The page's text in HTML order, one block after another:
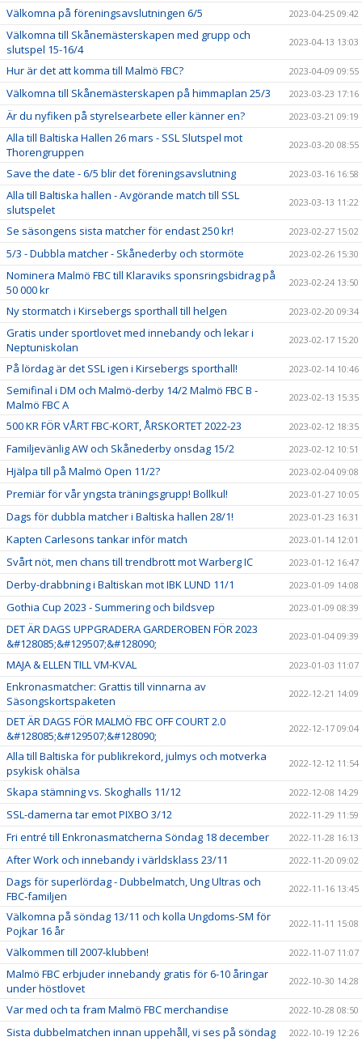
Välkomna på föreningsavslutningen 6/5 2023-04-25 09:42
Välkomna till Skånemästerskapen med grupp och
slutspel 15-16/4
2023-04-13 13:03
Hur är det att komma till Malmö FBC? 2023-04-09 09:55
Välkomna till Skånemästerskapen på himmaplan 25/3 2023-03-23 17:16
Är du nyfiken på styrelsearbete eller känner en? 2023-03-21 09:19
Alla till Baltiska Hallen 26 mars - SSL Slutspel mot
Thorengruppen
2023-03-20 08:55
Save the date - 6/5 blir det föreningsavslutning 2023-03-16 16:58
Alla till Baltiska hallen - Avgörande match till SSL
slutspelet
2023-03-13 11:22
Se säsongens sista matcher för endast 250 kr! 2023-02-27 15:02
5/3 - Dubbla matcher - Skånederby och stormöte 2023-02-26 15:30
Nominera Malmö FBC till Klaraviks sponsringsbidrag på
50 000 kr
2023-02-24 13:50
Ny stormatch i Kirsebergs sporthall till helgen 2023-02-20 09:34
Gratis under sportlovet med innebandy och lekar i
Neptuniskolan
2023-02-17 15:20
På lördag är det SSL igen i Kirsebergs sporthall! 2023-02-14 10:46
Semifinal i DM och Malmö-derby 14/2 Malmö FBC B -
Malmö FBC A
2023-02-13 15:35
500 KR FÖR VÅRT FBC-KORT, ÅRSKORTET 2022-23 2023-02-12 18:35
Familjevänlig AW och Skånederby onsdag 15/2 2023-02-12 10:51
Hjälpa till på Malmö Open 11/2? 2023-02-04 09:08
Premiär för vår yngsta träningsgrupp! Bollkul! 2023-01-27 10:05
Dags för dubbla matcher i Baltiska hallen 28/1! 2023-01-23 16:31
Kapten Carlesons tankar inför match 2023-01-14 12:01
Svårt nöt, men chans till trendbrott mot Warberg IC 2023-01-12 16:47
Derby-drabbning i Baltiskan mot IBK LUND 11/1 2023-01-09 14:08
Gothia Cup 2023 - Summering och bildsvep 2023-01-09 08:39
DET ÄR DAGS UPPGRADERA GARDEROBEN FÖR 2023
&#128085;&#129507;&#128090;
2023-01-04 09:39
MAJA & ELLEN TILL VM-KVAL 2023-01-03 11:07
Enkronasmatcher: Grattis till vinnarna av
Säsongskortspaketen
2022-12-21 14:09
DET ÄR DAGS FÖR MALMÖ FBC OFF COURT 2.0
&#128085;&#129507;&#128090;
2022-12-17 09:04
Alla till Baltiska för publikrekord, julmys och motverka
psykisk ohälsa
2022-12-12 11:54
Skapa stämning vs. Skoghalls 11/12 2022-12-08 14:29
SSL-damerna tar emot PIXBO 3/12 2022-11-29 11:59
Fri entré till Enkronasmatcherna Söndag 18 december 2022-11-28 16:13
After Work och innebandy i världsklass 23/11 2022-11-20 09:02
Dags för superlördag - Dubbelmatch, Ung Ultras och
FBC-familjen
2022-11-16 13:45
Välkomna på söndag 13/11 och kolla Ungdoms-SM för
Pojkar 16 år
2022-11-11 15:08
Välkommen till 2007-klubben! 2022-11-07 11:07
Malmö FBC erbjuder innebandy gratis för 6-10 åringar
under höstlovet
2022-10-30 14:28
Var med och ta fram Malmö FBC merchandise 2022-10-28 08:50
Sista dubbelmatchen innan uppehåll, vi ses på söndag 2022-10-19 12:26